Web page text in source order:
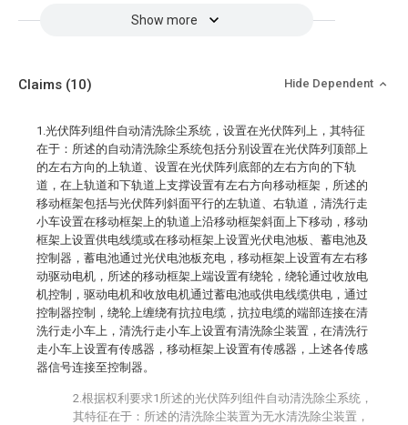
Show more
Claims (10) Hide Dependent
1.光伏阵列组件自动清洗除尘系统，设置在光伏阵列上，其特征
在于：所述的自动清洗除尘系统包括分别设置在光伏阵列顶部上
的左右方向的上轨道、设置在光伏阵列底部的左右方向的下轨
道，在上轨道和下轨道上支撑设置有左右方向移动框架，所述的
移动框架包括与光伏阵列斜面平行的左轨道、右轨道，清洗行走
小车设置在移动框架上的轨道上沿移动框架斜面上下移动，移动
框架上设置供电线缆或在移动框架上设置光伏电池板、蓄电池及
控制器，蓄电池通过光伏电池板充电，移动框架上设置有左右移
动驱动电机，所述的移动框架上端设置有绕轮，绕轮通过收放电
机控制，驱动电机和收放电机通过蓄电池或供电线缆供电，通过
控制器控制，绕轮上缠绕有抗拉电缆，抗拉电缆的端部连接在清
洗行走小车上，清洗行走小车上设置有清洗除尘装置，在清洗行
走小车上设置有传感器，移动框架上设置有传感器，上述各传感
器信号连接至控制器。
2.根据权利要求1所述的光伏阵列组件自动清洗除尘系统，
其特征在于：所述的清洗除尘装置为无水清洗除尘装置，